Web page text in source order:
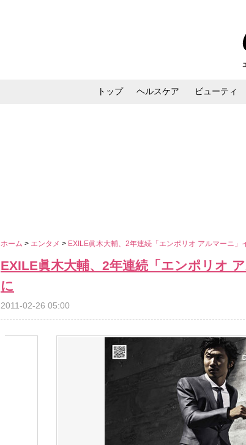
トップ ヘルスケア ビューティ
ホーム > エンタメ > EXILE眞木大輔、2年連続「エンポリオ アルマーニ」
EXILE眞木大輔、2年連続「エンポリオ
に
2011-02-26 05:00